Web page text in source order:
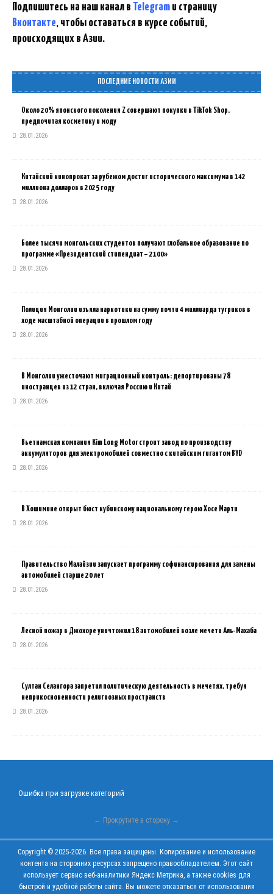
Подпишитесь на наш канал в Telegram и страницу
Вконтакте, чтобы оставаться в курсе событий,
происходящих в Азии.
ПОСЛЕДНИЕ НОВОСТИ АЗИИ
Около 20% японского поколения Z совершают покупки в TikTok Shop,
предпочитая косметику и моду
28.01.2026
Китайский кинопрокат за рубежом достиг исторического максимума в 142
миллиона долларов в 2025 году
28.01.2026
Более тысячи монгольских студентов получают глобальное образование по
программе «Президентский стипендиат – 2100»
28.01.2026
Полиция Монголии изъяла наркотики на сумму почти 4 миллиарда тугриков в
ходе масштабной операции в прошлом году
28.01.2026
В Монголии ужесточают миграционный контроль: депортированы 78
иностранцев из 12 стран, включая Россию и Китай
28.01.2026
Вьетнамская компания Kim Long Motor строит завод по производству
аккумуляторов для электромобилей совместно с китайским гигантом BYD
28.01.2026
В Хошимине открыт бюст кубинскому национальному герою Хосе Марти
28.01.2026
Правительство Малайзии запускает программу софинансирования для замены
автомобилей старше 20 лет
28.01.2026
Лесной пожар в Джохоре уничтожил 18 автомобилей возле мечети Аль-Махаба
28.01.2026
Султан Селангора запретил политическую деятельность в мечетях, требуя
неприкосновенности религиозных пространств
28.01.2026
Ошибка при загрузке категорий
← Прокрутите в сторону →
Copyright © 2025-2026. Все права защищены. Копирование и использование
контента на сторонних ресурсах запрещено правообладателем. Этот сайт
использует сервис веб-аналитики Яндекс Метрика, а также cookies для
быстрой и удобной работы сайта. Вы можете отказаться от использования